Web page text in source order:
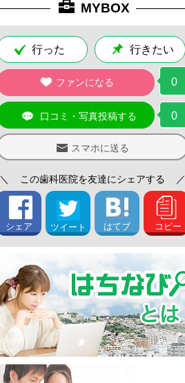
MYBOX
行った 行きたい
ファンになる 0
口コミ・写真投稿する 0
スマホに送る
＼ この歯科医院を友達にシェアする ／
シェア ツイート はてブ コピー